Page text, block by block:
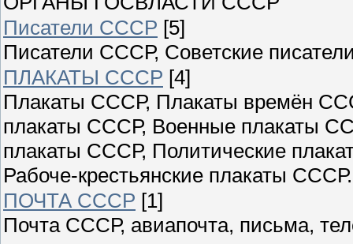
Писатели СССР [5]
Писатели СССР, Советские
ПЛАКАТЫ СССР [4]
Плакаты СССР, Плакаты времён
плакаты СССР, Военные плакаты
плакаты СССР, Политические
Рабоче-крестьянские плакаты СССР.
ПОЧТА СССР [1]
Почта СССР, авиапочта, письма,